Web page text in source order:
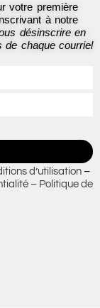
votre première
à notre
désinscrire en
de chaque courriel
d’utilisation–
– Politique de